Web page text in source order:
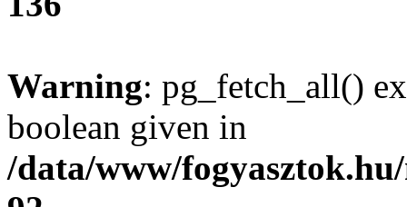
Warning: pg_fetch_all()
boolean given in
/data/www/